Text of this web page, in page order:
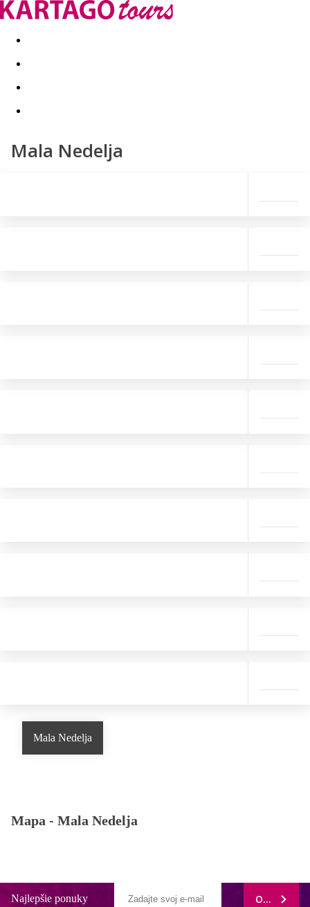
Last minute Dovolenkové kluby
Mala Nedelja
Mala Nedelja
Mapa - Mala Nedelja
Najlepšie ponuky ODOBERAŤ